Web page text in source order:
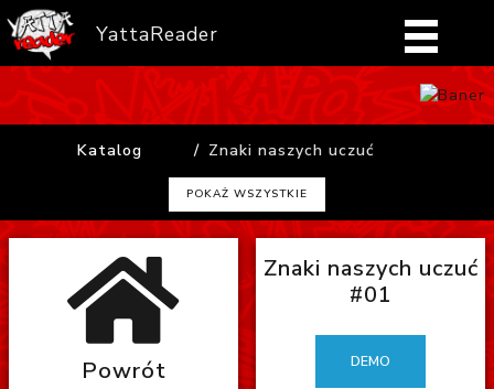
YattaReader
Home
Pobierz
Mangi
Zaloguj się
Katalog Znaki naszych uczuć
POKAŻ WSZYSTKIE
Powrót
Znaki naszych uczuć
#01
DEMO